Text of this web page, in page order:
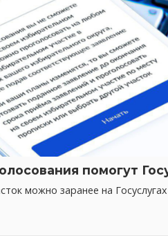
помогут
можно заранее на